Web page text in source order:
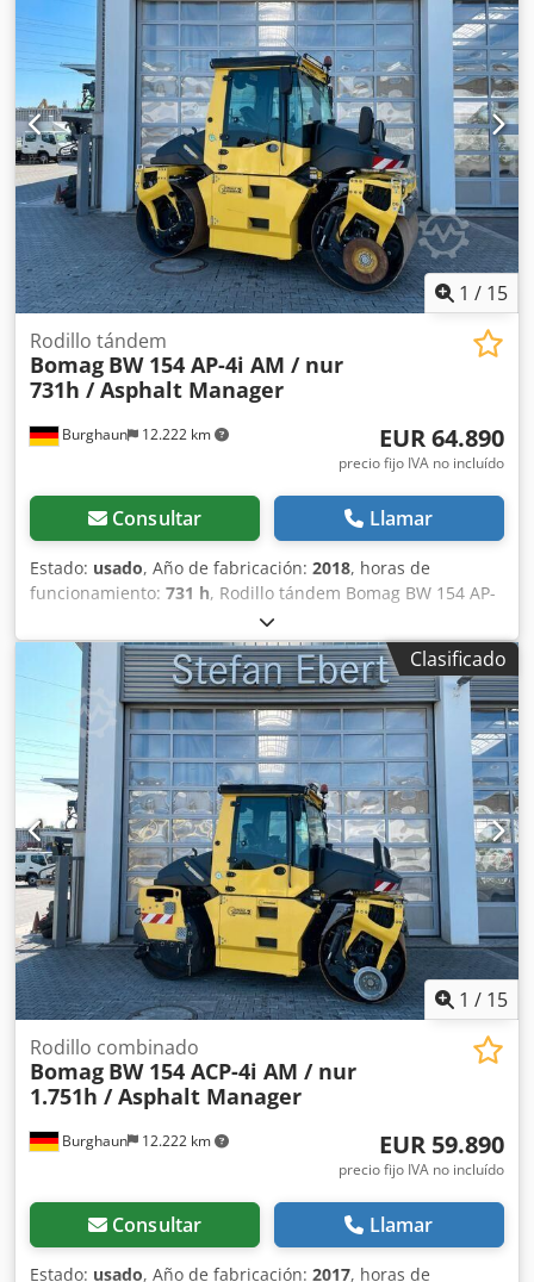
1 / 15
Burghaun 12.222 km
Rodillo tándem
Bomag BW 154 AP-4i AM / nur
731h / Asphalt Manager
EUR 64.890
precio fijo IVA no incluído
Consultar Llamar
Estado: usado, Año de fabricación: 2018, horas de
funcionamiento: 731 h, Rodillo tándem Bomag BW 154 AP-
4 AM, año de fabricación: 2018, horas de funcionamiento:
solo 731 h, motor: Kubota [55,4 kW/75 CV], Asphalt
Manager 2, peso: 7300 kg, banda de rodadura lisa, buen
estado, listo para su uso inmediato. Djdpfjzq Tzysx Ag
Uswa Si lo desea, le ofreceremos una opción de
arrendamiento o financiación. El Sr. Mihm (Tel. estará
encantado de atenderle. Puede encontrar más información
en nuestra página web. ¡Salvo errores y venta previa! =
Más información = Póngase en contacto con Tobias Ebert
para obtener más información.
Clasificado
1 / 15
Burghaun 12.222 km
Rodillo combinado
Bomag BW 154 ACP-4i AM / nur
1.751h / Asphalt Manager
EUR 59.890
precio fijo IVA no incluído
Consultar Llamar
Estado: usado, Año de fabricación: 2017, horas de